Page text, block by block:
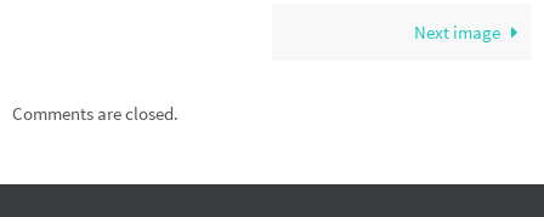
Next image
Comments are closed.